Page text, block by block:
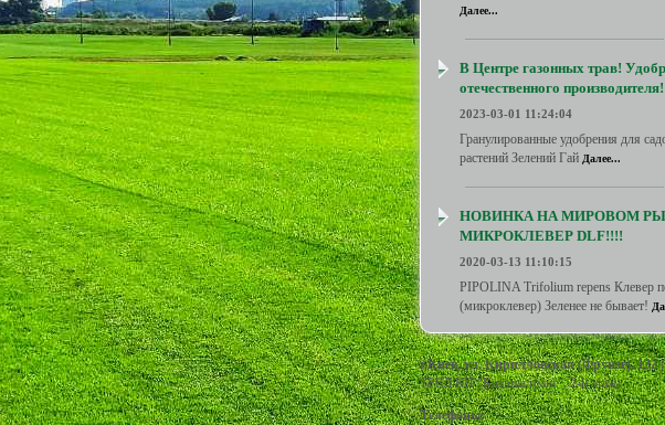
Далее...
В Центре газонных трав!
отечественного производителя!
2023-03-01 11:24:04
Гранулированные удобрения для
растений Зелений Гай Далее...
НОВИНКА НА МИРОВОМ
МИКРОКЛЕВЕР DLF!!!!
2020-03-13 11:10:15
PIPOLINA Trifolium repens Клевер
(микроклевер) Зеленее не бывает!
г.Киев, ул. Кирилловская (Фрунзе), 132
ТРЕД КП "Киевпастранс", 2-й этаж)
Телефоны: